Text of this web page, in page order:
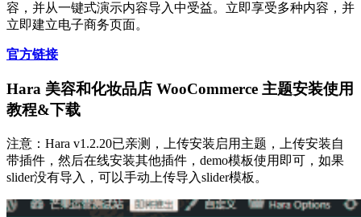
容，并从一键式演示内容导入中受益。立即享受多种内容，并
立即建立电子商务页面。
官方链接
Hara 美容和化妆品店 WooCommerce 主题安装使用
教程&下载
注意：Hara v1.2.20已亲测，上传安装启用主题，上传安装自
带插件，然后在线安装其他插件，demo模板使用即可，如果
slider没有导入，可以手动上传导入slider模板。